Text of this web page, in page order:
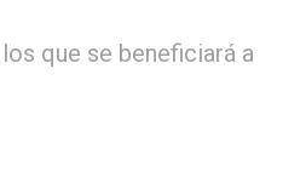
que se beneficiará a